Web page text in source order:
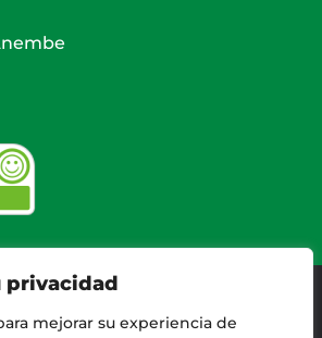
privacidad
mejorar su experiencia de